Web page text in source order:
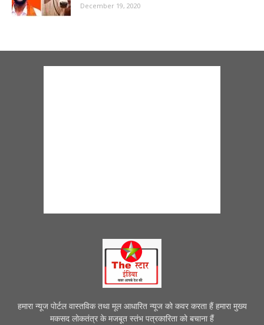
December 19, 2020
हमारा न्यूज पोर्टल वास्तविक तथा मूल आधारित न्यूज को कवर करता हैं हमारा मुख्य
मकसद लोकतंत्र के मजबूत स्तंभ पत्रकारिता को बचाना हैं